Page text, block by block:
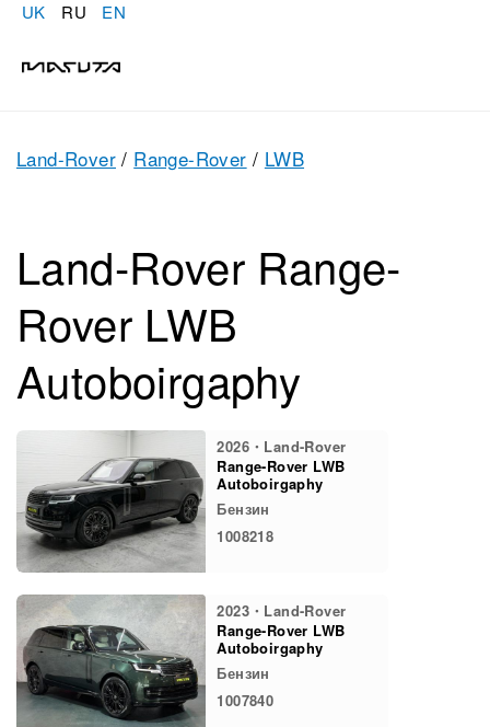
UK RU EN
Land-Rover / Range-Rover / LWB
Land-Rover Range-
Rover LWB
Autoboirgaphy
2026・Land-Rover
Range-Rover LWB
Autoboirgaphy
Бензин
1008218
2023・Land-Rover
Range-Rover LWB
Autoboirgaphy
Бензин
1007840